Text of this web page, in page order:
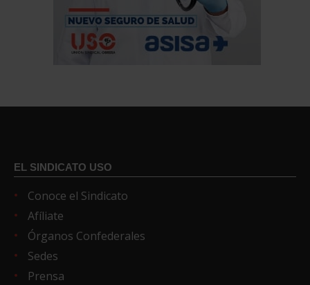
EL SINDICATO USO
Conoce el Sindicato
Afíliate
Órganos Confederales
Sedes
Prensa